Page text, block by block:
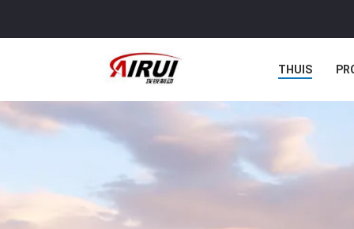
THUIS
ALLE